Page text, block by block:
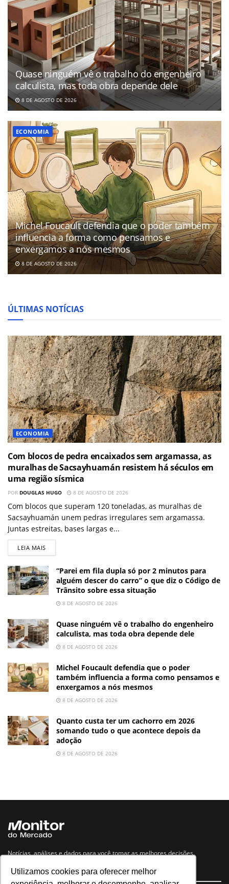
Utilizamos cookies para oferecer melhor
Quase ninguém vê o trabalho do engenheiro
calculista, mas toda obra depende dele
8 DE AGOSTO DE 2026
ECONOMIA
Michel Foucault defendia que o poder também
influencia a forma como pensamos e
enxergamos a nós mesmos
8 DE AGOSTO DE 2026
ÚLTIMAS NOTÍCIAS
ECONOMIA
Com blocos de pedra encaixados sem argamassa, as
muralhas de Sacsayhuamán resistem há séculos em
uma região sísmica
POR DOUGLAS HUGO 8 DE AGOSTO DE 2026
Com blocos que superam 120 toneladas, as muralhas de
Sacsayhuamán unem pedras irregulares sem argamassa.
Juntas estreitas, bases largas e...
LEIA MAIS
“Parei em fila dupla só por 2 minutos para
alguém descer do carro” o que diz o Código de
Trânsito sobre essa situação
8 DE AGOSTO DE 2026
Quase ninguém vê o trabalho do engenheiro
calculista, mas toda obra depende dele
8 DE AGOSTO DE 2026
Michel Foucault defendia que o poder
também influencia a forma como pensamos e
enxergamos a nós mesmos
8 DE AGOSTO DE 2026
Quanto custa ter um cachorro em 2026
somando tudo o que acontece depois da
adoção
8 DE AGOSTO DE 2026
Notícias, análises e dados para você tomar as melhores decisões.
Navegue no site